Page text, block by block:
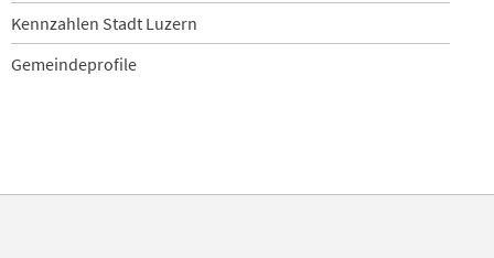
Kennzahlen Stadt Luzern
Gemeindeprofile